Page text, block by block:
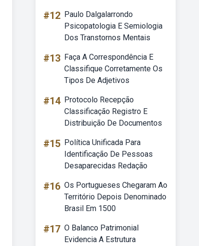
#12 Paulo Dalgalarrondo
Psicopatologia E Semiologia
Dos Transtornos Mentais
#13 Faça A Correspondência E
Classifique Corretamente Os
Tipos De Adjetivos
#14 Protocolo Recepção
Classificação Registro E
Distribuição De Documentos
#15 Política Unificada Para
Identificação De Pessoas
Desaparecidas Redação
#16 Os Portugueses Chegaram Ao
Território Depois Denominado
Brasil Em 1500
#17 O Balanco Patrimonial
Evidencia A Estrutura